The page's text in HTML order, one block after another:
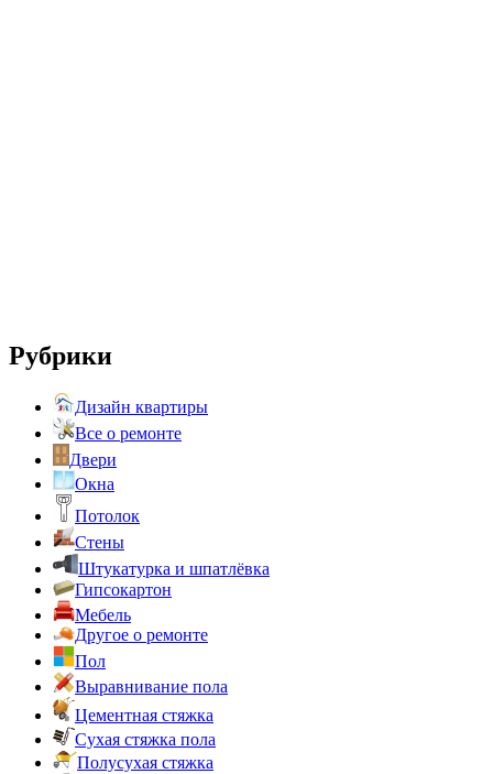
Рубрики
Дизайн квартиры
Все о ремонте
Двери
Окна
Потолок
Стены
Штукатурка и шпатлёвка
Гипсокартон
Мебель
Другое о ремонте
Пол
Выравнивание пола
Цементная стяжка
Сухая стяжка пола
Полусухая стяжка